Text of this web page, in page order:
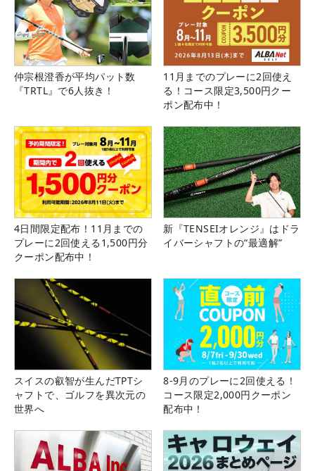
仲宗根澄香が平均パット数
『TRTL』で6人抜き！
11月までのプレーに2回使え
る！コース限定3,500円クー
ポン配布中！
4日間限定配布！11月までの
プレーに2回使える1,500円分
クーポン配布中！
新『TENSEIオレンジ』はドラ
イバーシャフトの“最適解”
スイスの叡智が生んだTPTシ
ャフトで、ゴルフを異次元の
世界へ
8-9月のプレーに2回使える！
コース限定2,000円クーポン
配布中！